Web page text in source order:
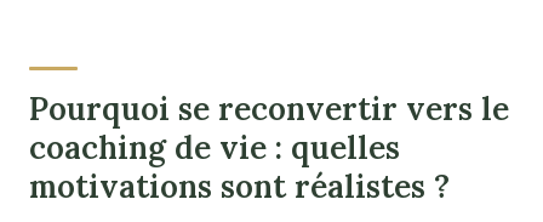
Pourquoi se reconvertir vers le
coaching de vie : quelles
motivations sont réalistes ?